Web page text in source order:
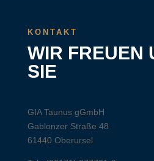
KONTAKT
WIR FREUEN
SIE
GIA Taunus gGmbH
Gablonzer Straße 48
61440 Oberursel